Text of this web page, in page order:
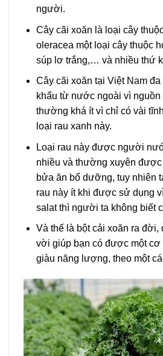
người.
Cây cãi xoăn là loại cây
oleracea một loại cây thuộc
súp lơ trắng,… và nhiều thứ
Cây cãi xoăn tại Việt Nam
khẩu từ nước ngoài vì
thường khá ít vì chỉ có vài
loại rau xanh này.
Loại rau này được người
nhiều và thường xuyên được
bửa ăn bổ dưỡng, tuy nhiên
rau này ít khi được sử dụng
salat thì người ta không biết
Và thế là bột cải xoăn ra đời,
vời giúp bạn có được một cơ
giàu năng lượng, theo một